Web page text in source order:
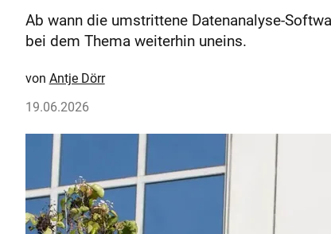
Ab wann die umstrittene Datenanalyse-
bei dem Thema weiterhin uneins.
Antje Dörr
19.06.2026